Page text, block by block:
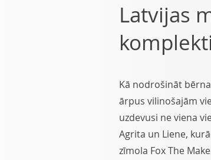
Latvijas
Kā nodrošināt
ārpus vilinošajām
uzdevusi ne viena
Agrita un Liene,
zīmola Fox The